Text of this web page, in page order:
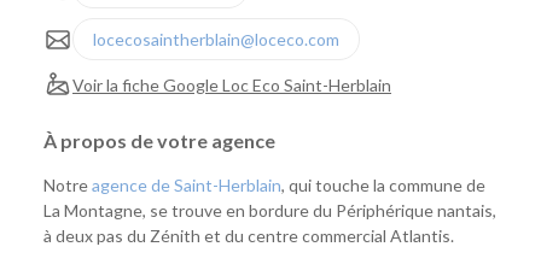
locecosaintherblain@loceco.com
Voir la fiche Google Loc Eco Saint-Herblain
À propos de votre agence
Notreagence de Saint-Herblain, qui touche la commune de
La Montagne, se trouve en bordure du Périphérique nantais,
à deux pas du Zénith et du centre commercial Atlantis.